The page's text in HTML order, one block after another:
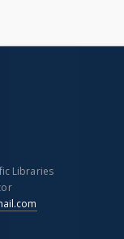
Libraries